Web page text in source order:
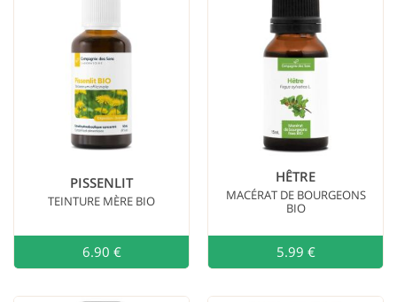
PISSENLIT
TEINTURE MÈRE BIO
6.90 € Ajouter au
HÊTRE
MACÉRAT DE BOURGEONS
BIO
5.99 €